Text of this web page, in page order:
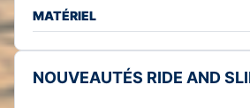
MATÉRIEL
NOUVEAUTÉS RIDE AND